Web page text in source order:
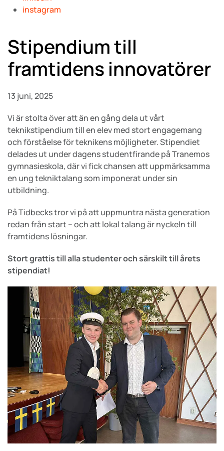
instagram
Stipendium till
framtidens innovatörer
13 juni, 2025
Vi är stolta över att än en gång dela ut vårt
teknikstipendium till en elev med stort engagemang
och förståelse för teknikens möjligheter. Stipendiet
delades ut under dagens studentfirande på Tranemos
gymnasieskola, där vi fick chansen att uppmärksamma
en ung tekniktalang som imponerat under sin
utbildning.
På Tidbecks tror vi på att uppmuntra nästa generation
redan från start – och att lokal talang är nyckeln till
framtidens lösningar.
Stort grattis till alla studenter och särskilt till årets
stipendiat!